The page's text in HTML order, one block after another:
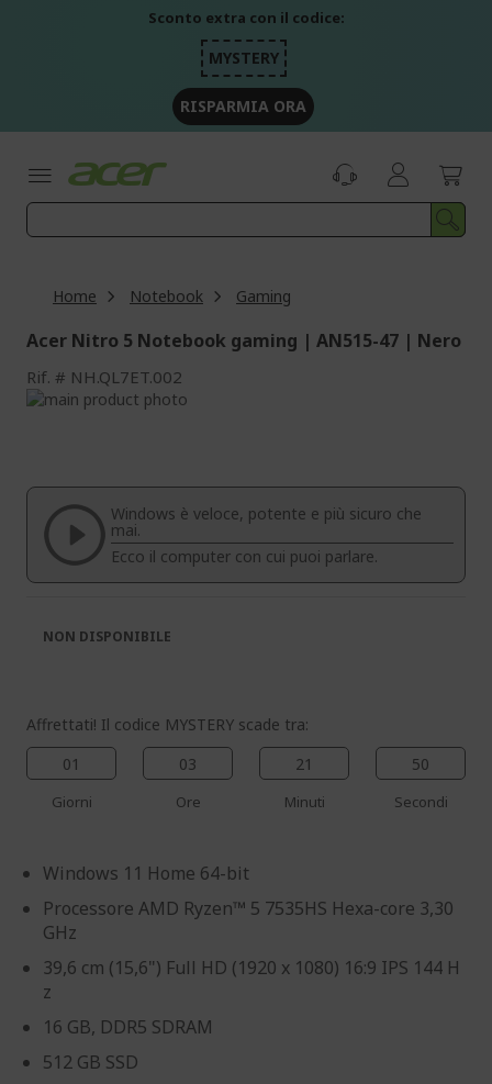
Sconto extra con il codice:
MYSTERY
RISPARMIA ORA
Home Notebook Gaming
Acer Nitro 5 Notebook gaming | AN515-47 | Nero
Rif. NH.QL7ET.002
Vai
galleria
immagini
galleria
immagini
Windows è veloce, potente e più sicuro che
mai.
Ecco il computer con cui puoi parlare.
Affrettati! Il codice MYSTERY scade tra:
01
Giorni
03
Ore
21
Minuti
49
Secondi
Windows 11 Home 64-bit
Processore AMD Ryzen™ 5 7535HS Hexa-core 3,30
GHz
39,6 cm (15,6") Full HD (1920 x 1080) 16:9 IPS 144 H
z
16 GB, DDR5 SDRAM
512 GB SSD
NON DISPONIBILE